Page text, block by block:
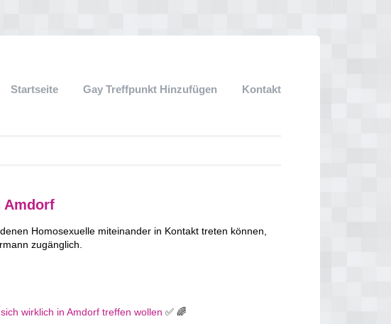
Startseite Gay Treffpunkt Hinzufügen Kontakt
Amdorf
Homosexuelle miteinander in Kontakt treten können,
zugänglich.
wirklich in Amdorf treffen wollen ✅ 🌈